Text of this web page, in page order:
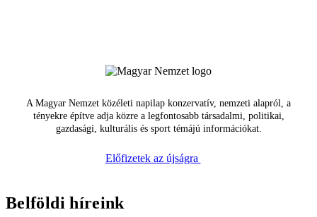
A Magyar Nemzet közéleti napilap konzervatív, nemzeti alapról, a
tényekre építve adja közre a legfontosabb társadalmi, politikai,
gazdasági, kulturális és sport témájú információkat.
Előfizetek az újságra
Belföldi híreink